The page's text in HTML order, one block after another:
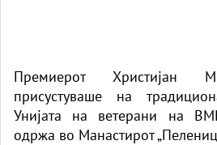
Премиерот Христијан
присустуваше на
Унијата на ветерани на
одржа во Манастирот